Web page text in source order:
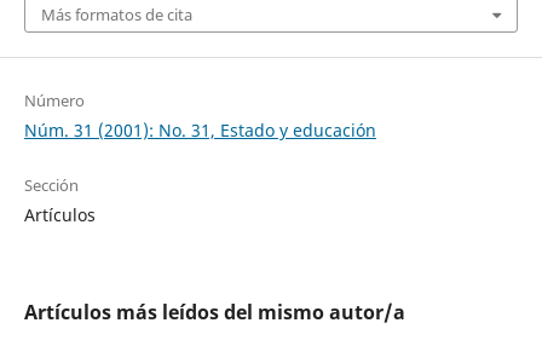
Más formatos de cita
Número
Núm. 31 (2001): No. 31, Estado y educación
Sección
Artículos
Artículos más leídos del mismo autor/a